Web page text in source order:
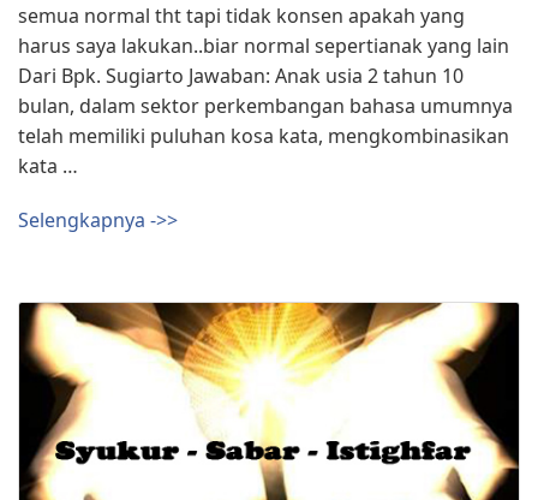
semua normal tht tapi tidak konsen apakah yang
harus saya lakukan..biar normal sepertianak yang lain
Dari Bpk. Sugiarto Jawaban: Anak usia 2 tahun 10
bulan, dalam sektor perkembangan bahasa umumnya
telah memiliki puluhan kosa kata, mengkombinasikan
kata …
Selengkapnya ->>